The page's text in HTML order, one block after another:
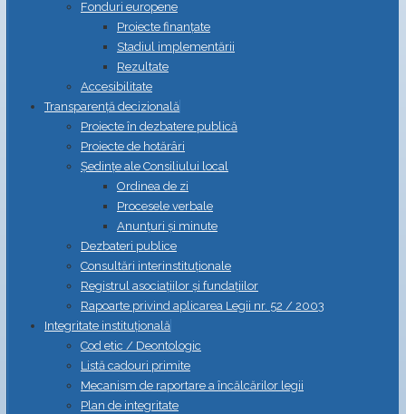
Fonduri europene
Proiecte finanțate
Stadiul implementării
Rezultate
Accesibilitate
Transparență decizională
Proiecte în dezbatere publică
Proiecte de hotărâri
Ședințe ale Consiliului local
Ordinea de zi
Procesele verbale
Anunțuri și minute
Dezbateri publice
Consultări interinstituționale
Registrul asociațiilor și fundațiilor
Rapoarte privind aplicarea Legii nr. 52 / 2003
Integritate instituțională
Cod etic / Deontologic
Listă cadouri primite
Mecanism de raportare a încălcărilor legii
Plan de integritate